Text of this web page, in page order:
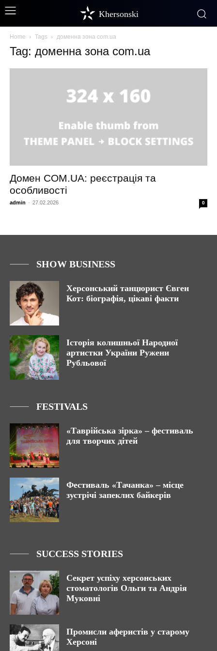
Khersonski
Home Tags доменна зона com.ua
Tag: доменна зона com.ua
Домен COM.UA: реєстрація та
особливості
admin - 27.02.2026 0
SHOW BUSINESS
Херсонський танцюрист Євген
Кот: біографія, цікаві факти
Історія колишньої Народної
артистки України Ружени
Рубльової
FESTIVALS
«Таврійська зірка» – фестиваль
для творчих дітей
Фестиваль «Тачанка» – місце
зустрічі запеклих байкерів
SUCCESS STORIES
Секрет успіху херсонських
стоматологів Ольги та Андрія
Муковні
Промисли аферистів у старому
Херсоні